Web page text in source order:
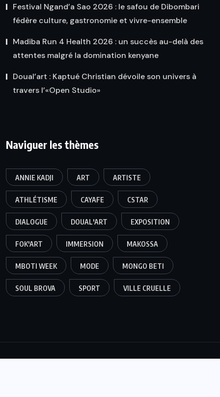
Festival Ngand’a Sao 2026 : le safou de Dibombari
fédère culture, gastronomie et vivre-ensemble
Madiba Run 4 Health 2026 : un succès au-delà des
attentes malgré la domination kenyane
Doual’art : Kaptué Christian dévoile son univers à
travers l’«Open Studio»
Naviguer les thèmes
ANNIE KADJI ART ARTISTE
ATHLÉTISME CAYAFE CSTAR
DIALOGUE DOUAL'ART EXPOSITION
FOK'ART IMMERSION MAKOSSA
MBOTI WEEK MODE MONGO BETI
SOUL BROVA SPORT VILLE CRUELLE